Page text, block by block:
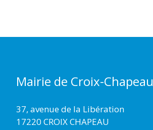
Mairie de Croix-Chapeau
37, avenue de la Libération
17220 CROIX CHAPEAU